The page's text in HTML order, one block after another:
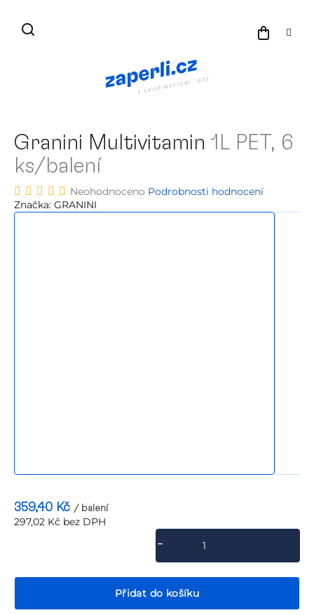
obsah
Granini Multivitamin 1L PET, 6
ks/balení
Průměrné
hodnocení
Neohodnoceno Podrobnosti hodnocení
Značka: GRANINI
359,40 Kč / balení
297,02 Kč bez DPH
Přidat do košíku